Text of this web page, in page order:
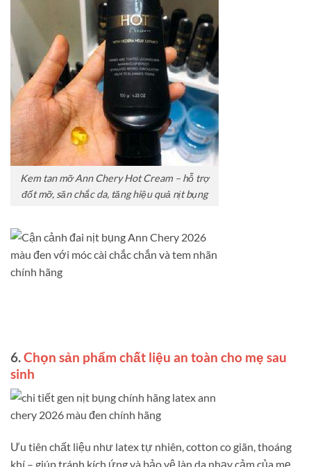
Kem tan mỡ Ann Chery Hot Cream – hỗ trợ
đốt mỡ, săn chắc da, tăng hiệu quả nịt bụng
6.Chọn sản phẩm chất liệu an toàn cho mẹ sau
sinh
Ưu tiên chất liệu như latex tự nhiên, cotton co giãn, thoáng
khí – giúp tránh kích ứng và bảo vệ làn da nhạy cảm của mẹ